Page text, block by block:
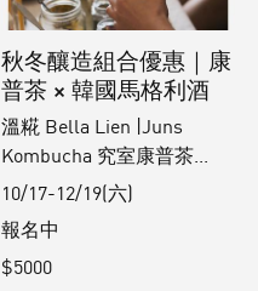
秋冬釀造組合優惠｜康
普茶 × 韓國馬格利酒
溫糀 Bella Lien |Juns
Kombucha 究室康普茶...
10/17-12/19(六)
報名中
$5000